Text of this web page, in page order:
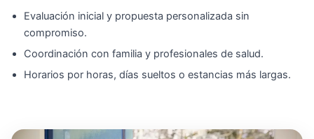
Evaluación inicial y propuesta personalizada sin
compromiso.
Coordinación con familia y profesionales de salud.
Horarios por horas, días sueltos o estancias más largas.